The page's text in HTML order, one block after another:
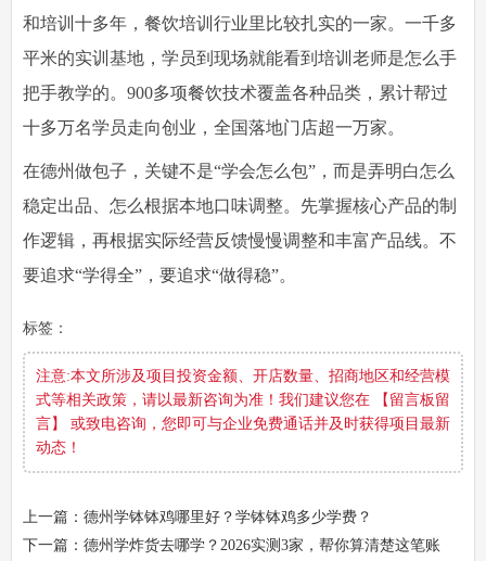
和培训十多年，餐饮培训行业里比较扎实的一家。一千多
平米的实训基地，学员到现场就能看到培训老师是怎么手
把手教学的。900多项餐饮技术覆盖各种品类，累计帮过
十多万名学员走向创业，全国落地门店超一万家。
在德州做包子，关键不是“学会怎么包”，而是弄明白怎么
稳定出品、怎么根据本地口味调整。先掌握核心产品的制
作逻辑，再根据实际经营反馈慢慢调整和丰富产品线。不
要追求“学得全”，要追求“做得稳”。
标签：
注意:本文所涉及项目投资金额、开店数量、招商地区和经营模
式等相关政策，请以最新咨询为准！我们建议您在 【留言板留
言】 或致电咨询，您即可与企业免费通话并及时获得项目最新
动态！
上一篇：德州学钵钵鸡哪里好？学钵钵鸡多少学费？
下一篇：德州学炸货去哪学？2026实测3家，帮你算清楚这笔账